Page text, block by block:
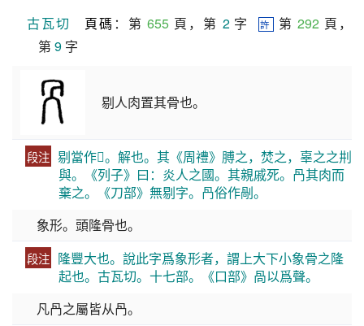
古瓦切 頁碼 ：第 655 頁，第 2 字 許 第 292 頁，
第 9 字
剔人肉置其骨也。
段注 剔當作𩮜。解也。其《周禮》膊之，焚之，辜之之㓝
與。《列子》曰：炎人之國。其親戚死。冎其肉而
棄之。《刀部》無剔字。冎俗作剮。
象形。頭隆骨也。
段注 隆豐大也。說此字爲象形者，謂上大下小象骨之隆
起也。古瓦切。十七部。《口部》咼以爲聲。
凡冎之屬皆从冎。